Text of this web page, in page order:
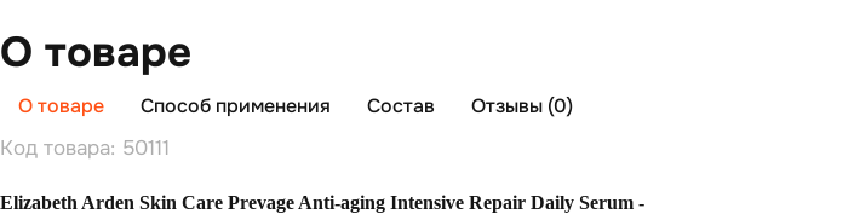
О товаре
О товаре Способ применения Состав
Отзывы (0)
Код товара: 50111
Elizabeth Arden Skin Care Prevage Anti-aging Intensive Repair Daily Serum -